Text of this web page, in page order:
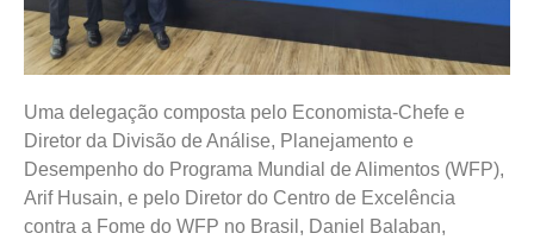
Uma delegação composta pelo Economista-Chefe e
Diretor da Divisão de Análise, Planejamento e
Desempenho do Programa Mundial de Alimentos (WFP),
Arif Husain, e pelo Diretor do Centro de Excelência
contra a Fome do WFP no Brasil, Daniel Balaban,